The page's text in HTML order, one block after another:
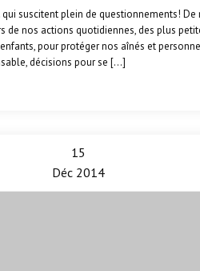
suscitent plein de questionnements!
de nos actions quotidiennes, des plus
pour protéger nos aînés et
décisions pour se […]
15
Déc 2014